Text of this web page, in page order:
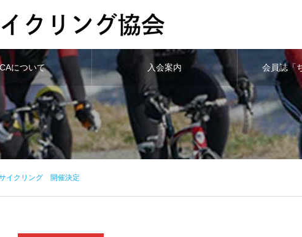
について 入会案内 会員誌「
イクリング 開催決定